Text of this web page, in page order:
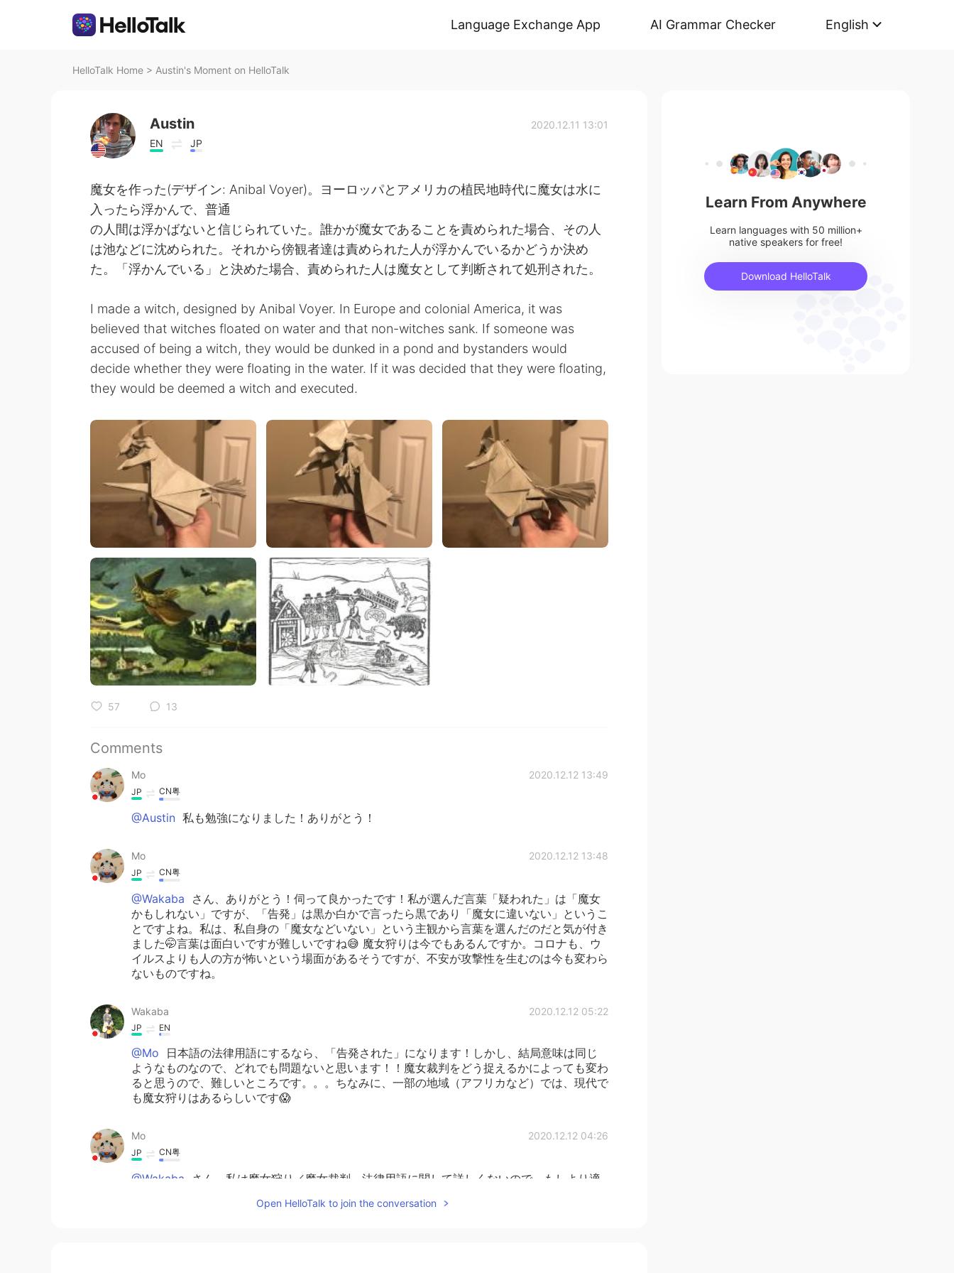
Language Exchange App AI Grammar Checker English
HelloTalk Home > Austin's Moment on HelloTalk
Austin
EN JP
2020.12.11 13:01
魔女を作った(デザイン: Anibal Voyer)。ヨーロッパとアメリカの植民地時代に魔女は水に
入ったら浮かんで、普通
の人間は浮かばないと信じられていた。誰かが魔女であることを責められた場合、その人
は池などに沈められた。それから傍観者達は責められた人が浮かんでいるかどうか決め
た。「浮かんでいる」と決めた場合、責められた人は魔女として判断されて処刑された。
I made a witch, designed by Anibal Voyer. In Europe and colonial America, it was
believed that witches floated on water and that non-witches sank. If someone was
accused of being a witch, they would be dunked in a pond and bystanders would
decide whether they were floating in the water. If it was decided that they were floating,
they would be deemed a witch and executed.
57 13
Comments
Mo 2020.12.12 13:49
JP CN粤
@Austin 私も勉強になりました！ありがとう！
Mo 2020.12.12 13:48
JP CN粤
@Wakaba
さん、ありがとう！伺って良かったです！私が選んだ言葉「疑われた」は「魔女
かもしれない」ですが、「告発」は黒か白かで言ったら黒であり「魔女に違いない」というこ
とですよね。私は、私自身の「魔女などいない」という主観から言葉を選んだのだと気が付き
ました🤭言葉は面白いですが難しいですね😅 魔女狩りは今でもあるんですか。コロナも、ウ
イルスよりも人の方が怖いという場面があるそうですが、不安が攻撃性を生むのは今も変わら
ないものですね。
Wakaba 2020.12.12 05:22
JP EN
@Mo
日本語の法律用語にするなら、「告発された」になります！しかし、結局意味は同じ
ようなものなので、どれでも問題ないと思います！！魔女裁判をどう捉えるかによっても変わ
ると思うので、難しいところです。。。ちなみに、一部の地域（アフリカなど）では、現代で
も魔女狩りはあるらしいです😱
Mo 2020.12.12 04:26
JP CN粤
@Wakaba
さん、私は魔女狩り／魔女裁判、法律用語に関して詳しくないので、もしより適
Open HelloTalk to join the conversation
Learn From Anywhere
Learn languages with 50 million+
native speakers for free!
Download HelloTalk